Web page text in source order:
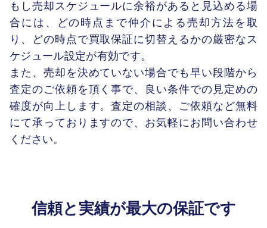
もし売却スケジュールに余裕があると見込める場
合には、どの時点まで仲介による売却方法を取
り、どの時点で買取保証に切替えるかの厳密なス
ケジュール設定が有効です。
また、売却を決めていない場合でも早い段階から
査定のご依頼を頂く事で、良い条件での見定めの
確度が向上します。査定の相談、ご依頼など無料
にて承っておりますので、お気軽にお問い合わせ
ください。
信頼と実績が最大の保証です